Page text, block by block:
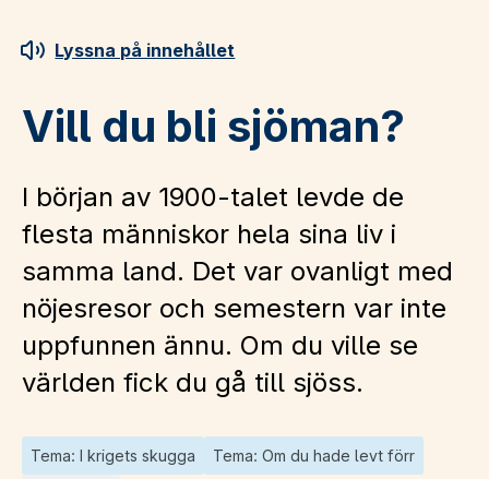
Arkivmaterial
Lyssna på innehållet
Vill du bli sjöman?
I början av 1900-talet levde de
flesta människor hela sina liv i
samma land. Det var ovanligt med
nöjesresor och semestern var inte
uppfunnen ännu. Om du ville se
världen fick du gå till sjöss.
Tema: I krigets skugga Tema: Om du hade levt förr